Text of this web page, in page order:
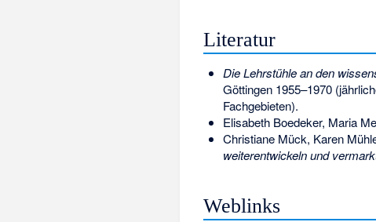
Literatur
Die Lehrstühle an den
Göttingen 1955–1970
Fachgebieten).
Elisabeth Boedeker, Maria
Christiane Mück, Karen
weiterentwickeln und
Weblinks